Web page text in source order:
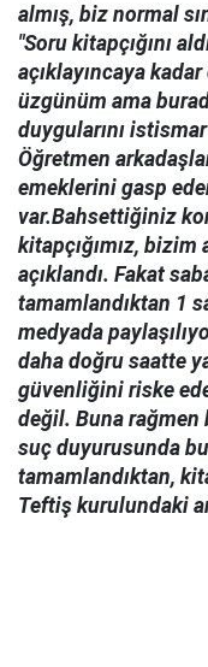
almış, biz normal
"Soru kitapçığını
açıklayıncaya
üzgünüm ama
duygularını
Öğretmen
emeklerini gasp
var.Bahsettiğiniz
kitapçığımız,
açıklandı. Fakat
tamamlandıktan 1
medyada
daha doğru saatte
güvenliğini riske
değil. Buna rağmen
suç duyurusunda
tamamlandıktan,
Teftiş kurulundaki